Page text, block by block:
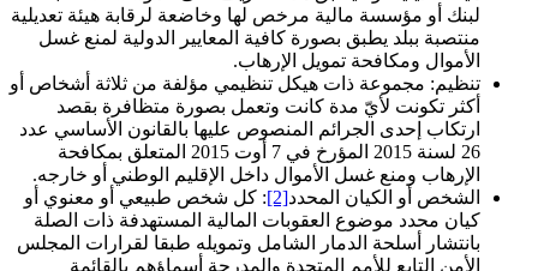
لبنك أو مؤسسة مالية مرخص لها وخاضعة لرقابة هيئة تعديلية
منتصبة ببلد يطبق بصورة كافية المعايير الدولية لمنع غسل
الأموال ومكافحة تمويل الإرهاب.
تنظيم: مجموعة ذات هيكل تنظيمي مؤلفة من ثلاثة أشخاص أو
أكثر تكونت لأيّ مدة كانت وتعمل بصورة متظافرة بقصد
ارتكاب إحدى الجرائم المنصوص عليها بالقانون الأساسي عدد
26 لسنة 2015 المؤرخ في 7 أوت 2015 المتعلق بمكافحة
الإرهاب ومنع غسل الأموال داخل الإقليم الوطني أو خارجه.
الشخص أو الكيان المحدد[2]: كل شخص طبيعي أو معنوي أو
كيان محدد موضوع العقوبات المالية المستهدفة ذات الصلة
بانتشار أسلحة الدمار الشامل وتمويله طبقا لقرارات المجلس
الأمن التابع للأمم المتحدة والمدرجة أسماؤهم بالقائمة